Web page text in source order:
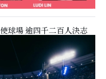
球場 逾四千二百人決志